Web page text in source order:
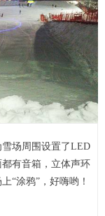
场周围设置了LED
有音箱，立体声环
“涂鸦”，好嗨哟！